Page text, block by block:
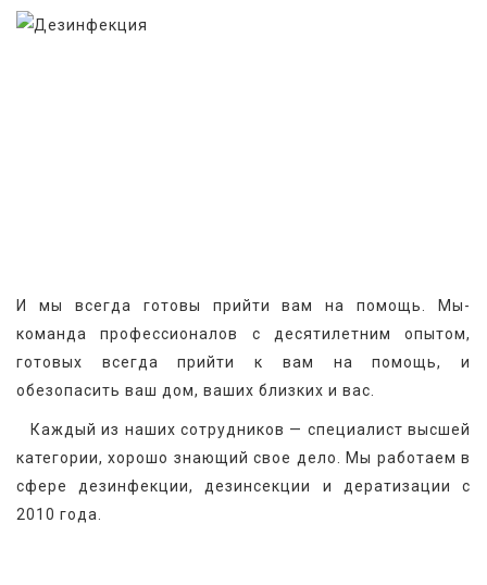
И мы всегда готовы прийти вам на помощь. Мы-
команда профессионалов с десятилетним опытом,
готовых всегда прийти к вам на помощь, и
обезопасить ваш дом, ваших близких и вас.
Каждый из наших сотрудников — специалист высшей
категории, хорошо знающий свое дело. Мы работаем в
сфере дезинфекции, дезинсекции и дератизации с
2010 года.